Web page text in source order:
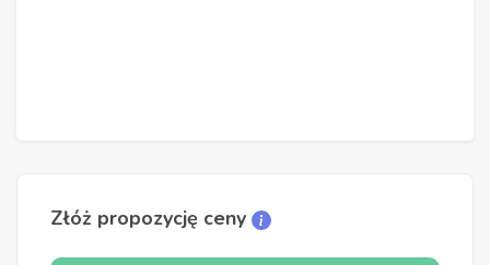
Złóż propozycję ceny